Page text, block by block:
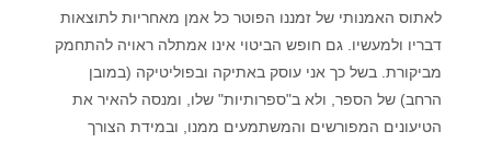
לאתוס האמנותי של זמננו הפוטר כל אמן מאחריות לתוצאות
דבריו ולמעשיו. גם חופש הביטוי אינו אמתלה ראויה להתחמק
מביקורת. בשל כך אני עוסק באתיקה ובפוליטיקה (במובן
הרחב) של הספר, ולא ב"ספרותיות" שלו, ומנסה להאיר את
הטיעונים המפורשים והמשתמעים ממנו, ובמידת הצורך